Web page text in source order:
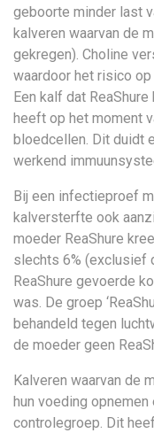
geboorte minder last
kalveren waarvan de
gekregen). Choline
waardoor het risico
Een kalf dat
heeft op het moment
bloedcellen. Dit duidt
werkend
Bij een infectieproef
kalversterfte ook
moeder ReaShure
slechts 6% (exclusief
ReaShure gevoerde
was. De groep
behandeld tegen
de moeder geen
Kalveren waarvan de
hun voeding
controlegroep. Dit